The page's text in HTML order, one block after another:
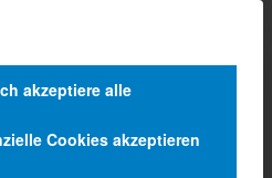
akzeptiere alle
Cookies akzeptieren